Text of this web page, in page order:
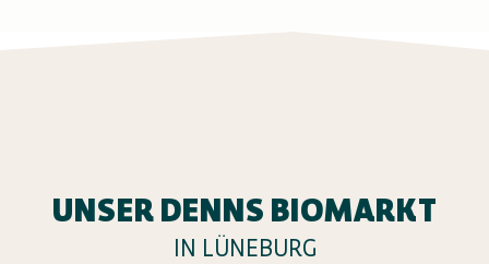
UNSER DENNS BIOMARKT
IN LÜNEBURG